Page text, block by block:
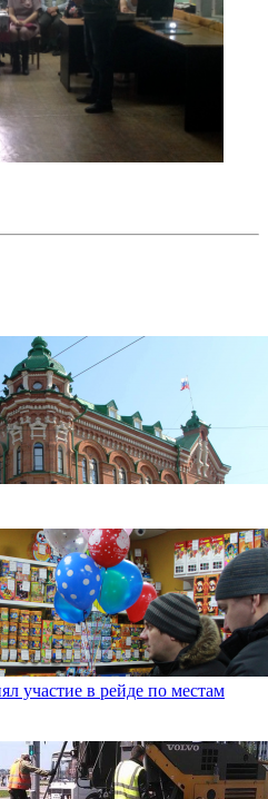
участие в рейде по местам